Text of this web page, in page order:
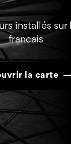
installés sur
francais
la carte